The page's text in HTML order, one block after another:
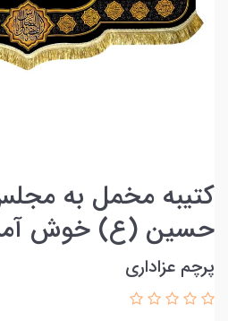
کتیبه مخمل به
حسین (ع) خوش
پرچم عزاداری